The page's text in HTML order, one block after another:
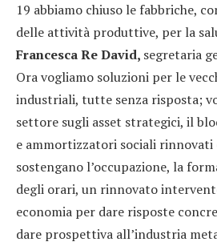
19 abbiamo chiuso le fabbriche,
delle attività produttive, per la
Francesca Re David, segretaria
Ora vogliamo soluzioni per le
industriali, tutte senza risposta;
settore sugli asset strategici, il
e ammortizzatori sociali rinnovati
sostengano l’occupazione, la
degli orari, un rinnovato
economia per dare risposte
dare prospettiva all’industria